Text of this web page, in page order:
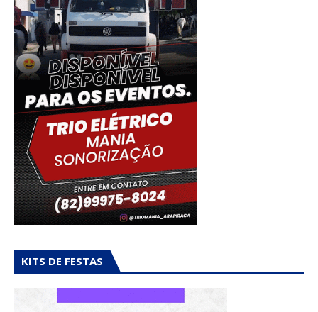
KITS DE FESTAS